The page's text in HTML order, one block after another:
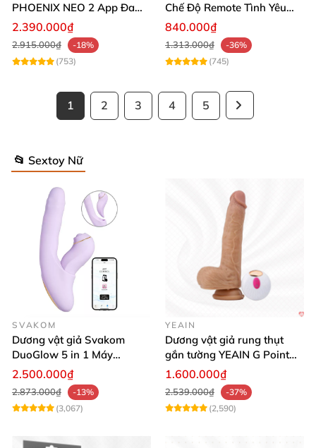
PHOENIX NEO 2 App Đa
Chức Năng Hấp Dẫn
2.390.000₫
2.915.000₫
-18%
(753)
Chế Độ Remote Tình Yêu
Kích Thích
840.000₫
1.313.000₫
-36%
(745)
1 2 3 4 5
📂 Sextoy Nữ
SVAKOM
Dương vật giả Svakom
DuoGlow 5 in 1 Máy
Massage Điểm G & Âm Vật
Điều Khiển App
2.500.000₫
2.873.000₫
-13%
(3,067)
YEAIN
Dương vật giả rung thụt
gắn tường YEAIN G Point
siêu thực điều khiển từ xa
1.600.000₫
2.539.000₫
-37%
(2,590)